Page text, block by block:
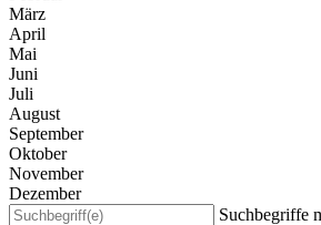
März
April
Mai
Juni
Juli
August
September
Oktober
November
Dezember
Suchbegriffe